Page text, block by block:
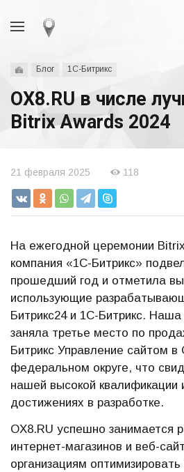
Блог 1С-Битрикс
OX8.RU в числе
Bitrix Awards 2024
21 февраля 2025 118
На ежегодной церемонии
компания «1С-Битрикс»
прошедший год и отметила
использующие
Битрикс24 и 1С-Битрикс. Наша
заняла третье место по
Битрикс Управление сайтом в
федеральном округе, что
нашей высокой квалификации
достижениях в разработке.
OX8.RU успешно занимается
интернет-магазинов и веб-
организациям